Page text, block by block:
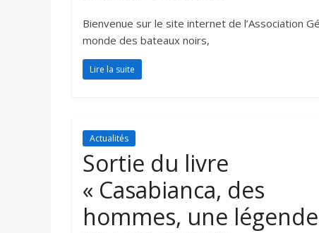
Bienvenue sur le site internet de l’Association
monde des bateaux noirs,
Lire la suite
Actualités
Sortie du livre
« Casabianca, des
hommes, une